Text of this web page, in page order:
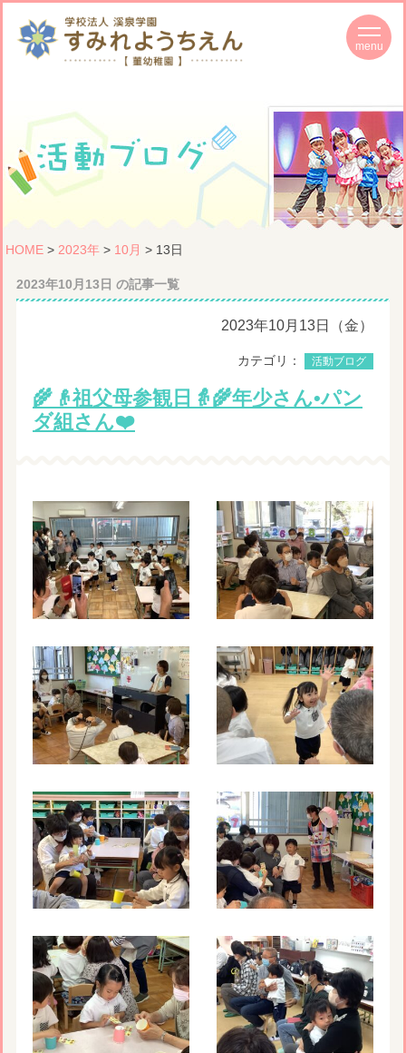
HOME> 2023年> 10月 > 13日
2023年10月13日 の記事一覧
2023年10月13日（金）
カテゴリ： 活動ブログ
🌾👴祖父母参観日👵🌾年少さん•パン
ダ組さん❤️